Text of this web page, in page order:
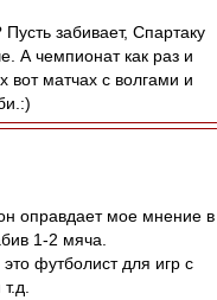
забивает, Спартаку
А чемпионат как раз и
вот матчах с волгами и
оправдает мое мнение в
1-2 мяча.
футболист для игр с